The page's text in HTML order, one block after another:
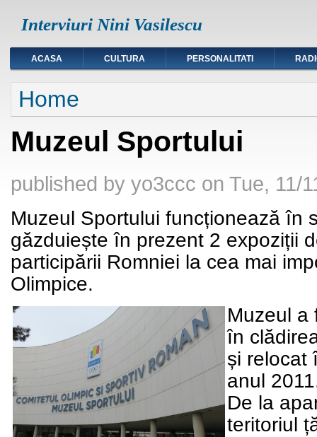
Interviuri Nini Vasilescu
ACASA CULTURA PERSONALITATI
You are here
Home
Muzeul Sportului
published by yo3ccc on Tue, 11/
Muzeul Sportului funcționează în
găzduiește în prezent 2 expoziții
participării Romniei la cea mai
Olimpice.
Muzeul a
în
și relocat
anul
De la
teritoriul